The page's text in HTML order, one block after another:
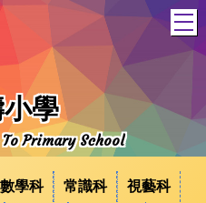
學
Primary School
數學科 常識科
視藝科